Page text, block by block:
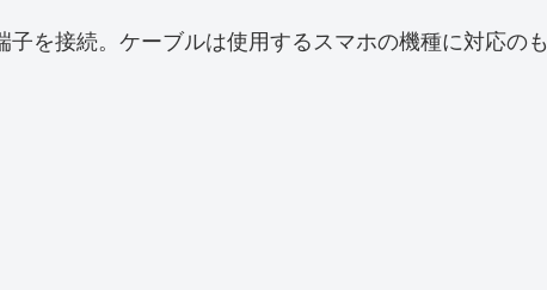
を接続。ケーブルは使用するスマホの機種に対応のも